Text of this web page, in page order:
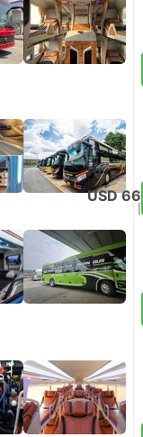
USD 66